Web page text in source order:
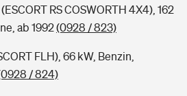
RS COSWORTH 4X4), 162
ab 1992(0928 / 823)
FLH), 66 kW, Benzin,
/ 824)